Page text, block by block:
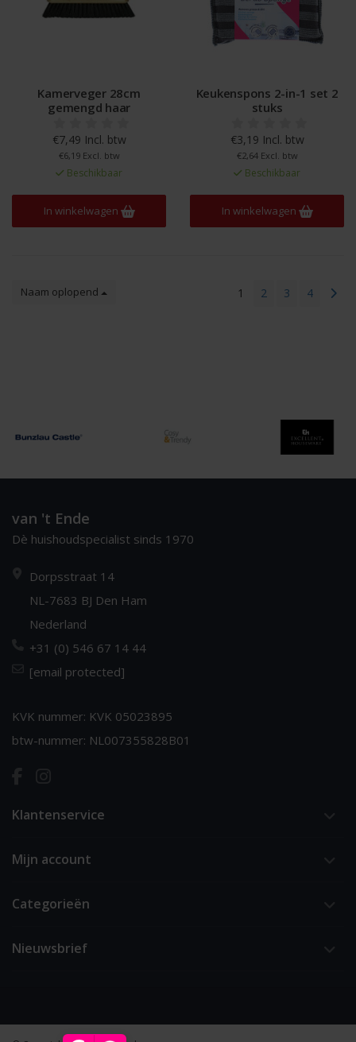
Kamerveger 28cm
gemengd haar
€7,49 Incl. btw
€6,19 Excl. btw
Beschikbaar
In winkelwagen
Keukenspons 2-in-1 set 2
stuks
€3,19 Incl. btw
€2,64 Excl. btw
Beschikbaar
In winkelwagen
Naam oplopend 1 2 3 4
van 't Ende
Dè huishoudspecialist sinds 1970
Dorpsstraat 14
NL-7683 BJ Den Ham
Nederland
+31 (0) 546 67 14 44
[email protected]
KVK nummer: KVK 05023895
btw-nummer: NL007355828B01
Klantenservice
Mijn account
Categorieën
Nieuwsbrief